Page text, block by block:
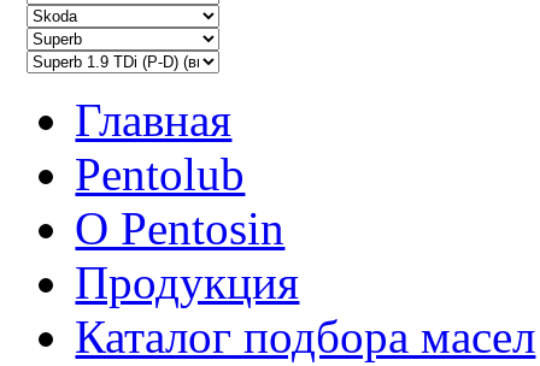
Главная
Pentolub
О Pentosin
Продукция
Каталог подбора масел